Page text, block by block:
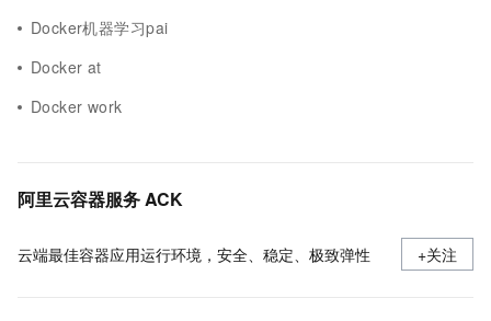
Docker机器学习pai
Docker at
Docker work
阿里云容器服务 ACK
云端最佳容器应用运行环境，安全、稳定、极致弹性 +关注